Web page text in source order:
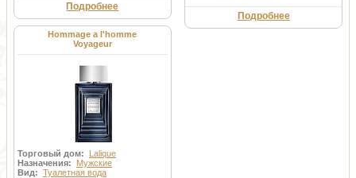
Подробнее
Подробнее
Hommage a l'homme
Voyageur
Торговый дом: Lalique
Назначения: Мужские
Вид: Туалетная вода